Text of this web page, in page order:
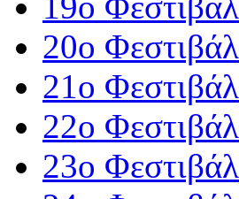
20ο Φεστιβάλ
21ο Φεστιβάλ
22ο Φεστιβάλ
23ο Φεστιβάλ